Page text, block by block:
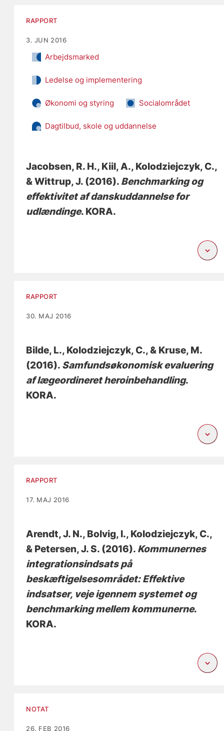
RAPPORT
3. JUN 2016
Arbejdsmarked
Ledelse og implementering
Økonomi og styring Socialområdet
Dagtilbud, skole og uddannelse
Jacobsen, R. H., Kiil, A., Kolodziejczyk, C.,
& Wittrup, J. (2016). Benchmarking og
effektivitet af danskuddannelse for
udlændinge. KORA.
RAPPORT
30. MAJ 2016
Bilde, L., Kolodziejczyk, C., & Kruse, M.
(2016). Samfundsøkonomisk evaluering
af lægeordineret heroinbehandling.
KORA.
RAPPORT
17. MAJ 2016
Arendt, J. N., Bolvig, I., Kolodziejczyk, C.,
& Petersen, J. S. (2016). Kommunernes
integrationsindsats på
beskæftigelsesområdet: Effektive
indsatser, veje igennem systemet og
benchmarking mellem kommunerne.
KORA.
NOTAT
26. FEB 2016